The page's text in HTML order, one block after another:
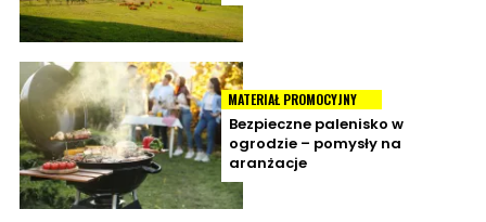
MATERIAŁ PROMOCYJNY
Bezpieczne palenisko w
ogrodzie – pomysły na
aranżacje